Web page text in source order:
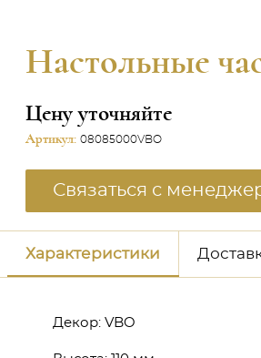
Настольные
Цену уточняйте
Артикул: 08085000VBO
Связаться с
Характеристики
Декор: VBO